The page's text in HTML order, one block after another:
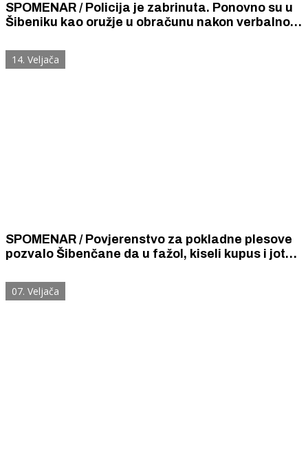
SPOMENAR / Policija je zabrinuta. Ponovno su u
Šibeniku kao oružje u obračunu nakon verbalnog
bakalari.
14. Veljača
SPOMENAR / Povjerenstvo za pokladne plesove
pozvalo Šibenčane da u fažol, kiseli kupus i jotu
nepriličnim vjetrovima otkrivali svoj identitet
07. Veljača